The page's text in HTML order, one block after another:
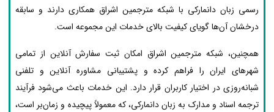
رسمی زبان دانمارکی با شبکه مترجمین اشراق همکاری دارند و سابقه
درخشان آن‌ها گویای کیفیت بالای خدمات این مجموعه است.
همچنین، شبکه مترجمین اشراق امکان ثبت سفارش آنلاین از تمامی
شهرهای ایران را فراهم کرده و پشتیبانی مشاوره آنلاین و تلفنی
شبانه‌روزی در اختیار کاربران قرار دارد. این خدمات باعث می‌شود فرآیند
ترجمه اسناد و مدارک به زبان دانمارکی، که معمولاً پیچیده و زمان‌بر است،